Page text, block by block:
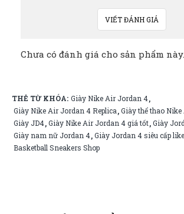
VIẾT ĐÁNH GIÁ
Chưa có đánh giá cho sản phẩm này.
THẺ TỪ KHÓA: Giày Nike Air Jordan 4,
Giày Nike Air Jordan 4 Replica,Giày thể thao
Giày JD4,Giày Nike Air Jordan 4 giá tốt,Giày
Giày nam nữ Jordan 4,Giày Jordan 4 siêu cấp
Basketball Sneakers Shop